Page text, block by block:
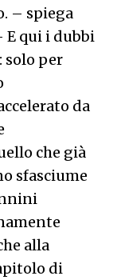
– spiega
qui i dubbi
solo per
da
che già
sfasciume
alla
di